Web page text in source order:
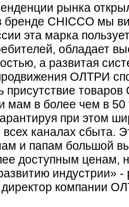
рынка
бренде CHICCO мы
эта марка
обладает
а развитая
ОЛТРИ
присутствие
мам в более чем в 50
при этом
каналах сбыта.
и папам большой
доступным ценам,
индустрии» -
директор компании